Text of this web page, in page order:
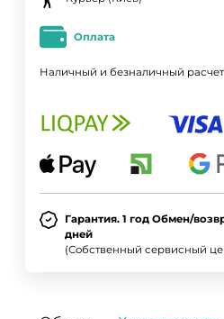
Оплата
Наличный и безналичный расчет
Гарантия. 1 год Обмен/
дней
(Собственный сервисный